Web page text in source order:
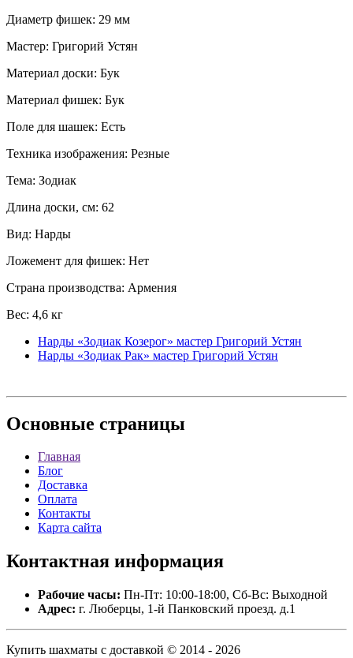
Диаметр фишек: 29 мм
Мастер: Григорий Устян
Материал доски: Бук
Материал фишек: Бук
Поле для шашек: Есть
Техника изображения: Резные
Тема: Зодиак
Длина доски, см: 62
Вид: Нарды
Ложемент для фишек: Нет
Страна производства: Армения
Вес: 4,6 кг
Нарды «Зодиак Козерог» мастер Григорий Устян
Нарды «Зодиак Рак» мастер Григорий Устян
Основные страницы
Главная
Блог
Доставка
Оплата
Контакты
Карта сайта
Контактная информация
Рабочие часы: Пн-Пт: 10:00-18:00, Сб-Вс: Выходной
Адрес: г. Люберцы, 1-й Панковский проезд. д.1
Купить шахматы с доставкой © 2014 - 2026